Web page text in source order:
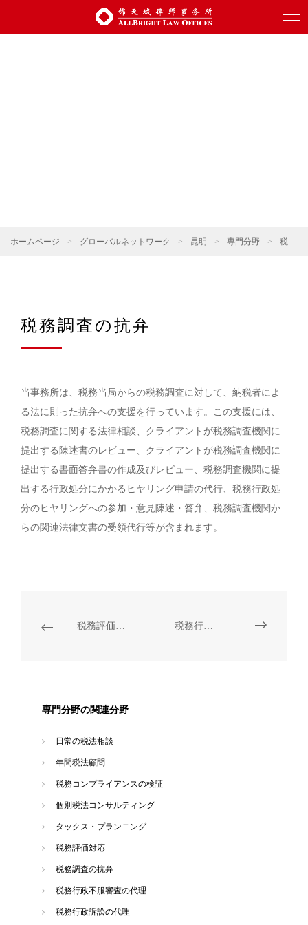
ホームページ > グローバルネットワーク > 昆明 > 専門分野 > 税法
税務調査の抗弁
当事務所は、税務当局からの税務調査に対して、納税者によ
る法に則った抗弁への支援を行っています。この支援には、
税務調査に関する法律相談、クライアントが税務調査機関に
提出する陳述書のレビュー、クライアントが税務調査機関に
提出する書面答弁書の作成及びレビュー、税務調査機関に提
出する行政処分にかかるヒヤリング申請の代行、税務行政処
分のヒヤリングへの参加・意見陳述・答弁、税務調査機関か
らの関連法律文書の受領代行等が含まれます。
税務評価対応 税務行政不服審査の代理
専門分野の関連分野
日常の税法相談
年間税法顧問
税務コンプライアンスの検証
個別税法コンサルティング
タックス・プランニング
税務評価対応
税務調査の抗弁
税務行政不服審査の代理
税務行政訴訟の代理